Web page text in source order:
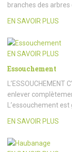
branches des
EN SAVOIR PLUS
EN SAVOIR PLUS
Essouchement
enlever
L’essouchement
EN SAVOIR PLUS